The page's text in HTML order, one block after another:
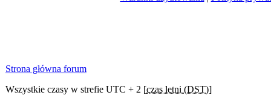
Strona główna forum
Wszystkie czasy w strefie UTC + 2 [czas letni (DST)]